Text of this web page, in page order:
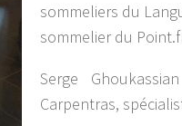
sommeliers du
sommelier du
Serge
Carpentras,